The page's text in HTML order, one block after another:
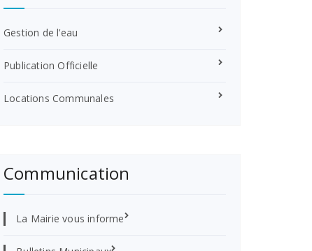
Gestion de l’eau
Publication Officielle
Locations Communales
Communication
La Mairie vous informe